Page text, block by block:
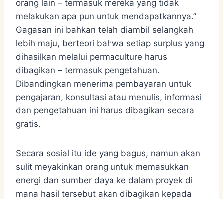
orang lain – termasuk mereka yang tidak
melakukan apa pun untuk mendapatkannya.”
Gagasan ini bahkan telah diambil selangkah
lebih maju, berteori bahwa setiap surplus yang
dihasilkan melalui permaculture harus
dibagikan – termasuk pengetahuan.
Dibandingkan menerima pembayaran untuk
pengajaran, konsultasi atau menulis, informasi
dan pengetahuan ini harus dibagikan secara
gratis.
Secara sosial itu ide yang bagus, namun akan
sulit meyakinkan orang untuk memasukkan
energi dan sumber daya ke dalam proyek di
mana hasil tersebut akan dibagikan kepada